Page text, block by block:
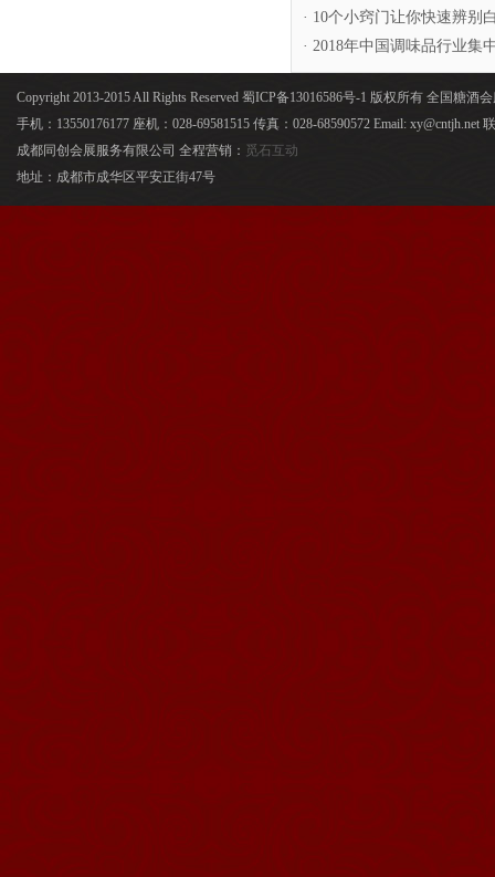
· 10个小窍门让你快速辨别
· 2018年中国调味品行业集
Copyright 2013-2015 All Rights Reserved 蜀ICP备13016586号-1 版权所有 全国糖酒
手机：13550176177 座机：028-69581515 传真：028-68590572 Email: xy@cntjh.net
成都同创会展服务有限公司 全程营销： 觅石互动
地址：成都市成华区平安正街47号